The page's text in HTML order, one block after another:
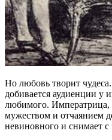
Но любовь творит
добивается аудиенции у
любимого. Императрица,
мужеством и отчаянием
невиновного и снимает с